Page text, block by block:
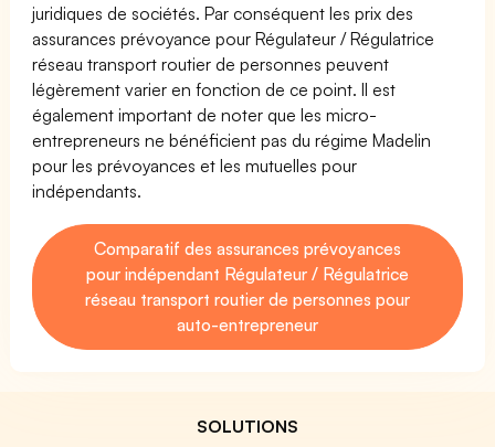
juridiques de sociétés. Par conséquent les prix des
assurances prévoyance pour Régulateur / Régulatrice
réseau transport routier de personnes peuvent
légèrement varier en fonction de ce point. Il est
également important de noter que les micro-
entrepreneurs ne bénéficient pas du régime Madelin
pour les prévoyances et les mutuelles pour
indépendants.
Comparatif des assurances prévoyances
pour indépendant Régulateur / Régulatrice
réseau transport routier de personnes pour
auto-entrepreneur
SOLUTIONS